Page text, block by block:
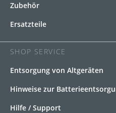
Zubehör
Ersatzteile
SHOP SERVICE
Entsorgung von Altgeräten
Hinweise zur
Hilfe / Support